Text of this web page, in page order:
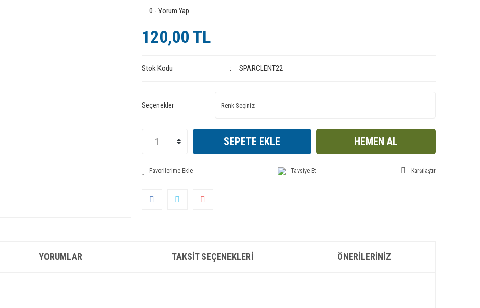
0 - Yorum Yap
120,00 TL
Stok Kodu SPARCLENT22
Seçenekler
SEPETE EKLE HEMEN AL
Tavsiye Et Karşılaştır
YORUMLAR TAKSIT SEÇENEKLERI ÖNERILERINIZ